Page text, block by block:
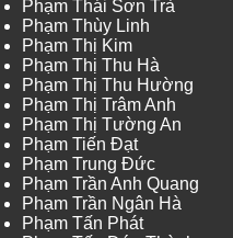
Phạm Thái Sơn Trà
Phạm Thùy Linh
Phạm Thị Kim
Phạm Thị Thu Hà
Phạm Thị Thu Hường
Phạm Thị Trâm Anh
Phạm Thị Tường An
Phạm Tiến Đạt
Phạm Trung Đức
Phạm Trần Anh Quang
Phạm Trần Ngân Hà
Phạm Tấn Phát